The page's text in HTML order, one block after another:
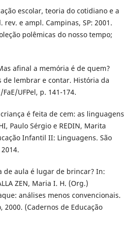
escolar, teoria do cotidiano e a
rev. e ampl. Campinas, SP: 2001.
polêmicas do nosso tempo;
afinal a memória é de quem?
de lembrar e contar. História da
FaE/UFPel, p. 141-174.
criança é feita de cem: as linguagens
Paulo Sérgio e REDIN, Marita
Infantil II: Linguagens. São
de aula é lugar de brincar? In:
ZEN, Maria I. H. (Org.)
análises menos convencionais.
2000. (Cadernos de Educação